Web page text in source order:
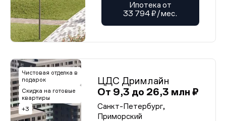
Ипотека от
33 794 ₽/мес.
Чистовая отделка в
подарок
Скидка на готовые
квартиры
+3
ЦДС Дримлайн
От 9,3 до 26,3 млн ₽
Санкт-Петербург,
Приморский